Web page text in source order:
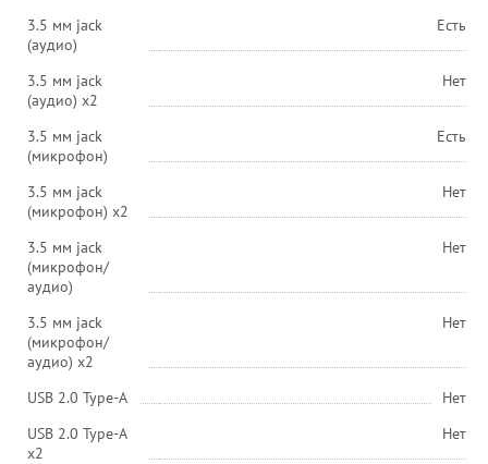
3.5 мм jack
(аудио)
Есть
3.5 мм jack
(аудио) х2
Нет
3.5 мм jack
(микрофон)
Есть
3.5 мм jack
(микрофон) х2
Нет
3.5 мм jack
(микрофон/
аудио)
Нет
3.5 мм jack
(микрофон/
аудио) х2
Нет
USB 2.0 Type-A
Нет
USB 2.0 Type-A
х2
Нет